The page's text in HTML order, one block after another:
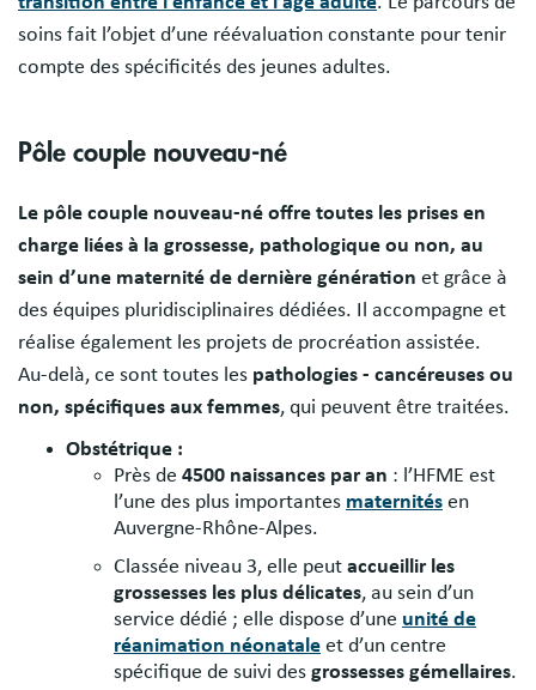
soins fait l’objet d’une réévaluation constante pour tenir
compte des spécificités des jeunes adultes.
Pôle couple nouveau-né
Le pôle couple nouveau-né offre toutes les prises en
charge liées à la grossesse, pathologique ou non, au
sein d’une maternité de dernière génération et grâce à
des équipes pluridisciplinaires dédiées. Il accompagne et
réalise également les projets de procréation assistée.
Au-delà, ce sont toutes les pathologies - cancéreuses ou
non, spécifiques aux femmes, qui peuvent être traitées.
Obstétrique :
Près de 4500 naissances par an : l’HFME est
l’une des plus importantes maternités en
Auvergne-Rhône-Alpes.
Classée niveau 3, elle peut accueillir les
grossesses les plus délicates, au sein d’un
service dédié ; elle dispose d’une unité de
réanimation néonatale et d’un centre
spécifique de suivi des grossesses gémellaires.